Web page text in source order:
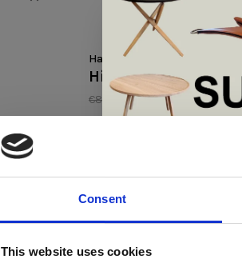
Consent
This website uses cookies
Harvink
Hi Barstoel
€835,00 €715,00
De